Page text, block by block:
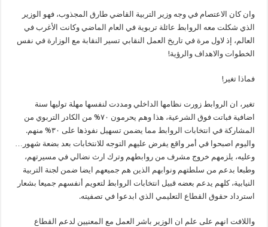
وان كان الاعتصام في وجه وزير التربية القاضي طارق المجذوب، فهو الوزير
الذي شكلت معه الروابط عائلة تربوية في العام الماضي وكانت الأغرب في
العالم، إذ لاول مرة في تاريخ العمل النقابي تسير النقابة مع الوزارة في نفس
الخطوات والاهداف والرؤية!
فماذا تغير!
تغير، ان الروابط زورت نظامها الداخلي ومددت لنفسها مهلة توليها سنة
اضافية فباتت فوق الشرعية، هذا وهم يحرمون ٧٠% من الكادر التربوي من
المشاركة في انتخابات الروابط مما يضمن تسهيل نفوذها على ٣٠% منهم.
واليوم اصبحوا في أمر واقع يفرض عليهم التوجه للانتخابات بعد بضعة شهور…
وعليه، يلزمهم خروج مشرف من روابطهم وترك ارث نضالي في مسيرتهم،
وطبعا بدعم من سلطتهم ونوابهم الذين هم جميعهم ايضا ضمن لجنة التربية
النيابية، كلهم يدعم بعضه قبيل انتخابات الروابط لتعويم أنفسهم جميعا بشعار
استرداد حقوق القطاع التعليمي الذي ابدعوا في تصفيته.
واللافت انهم على علم ان الوزير باشر العمل مع المعنيين لدعم القطاع